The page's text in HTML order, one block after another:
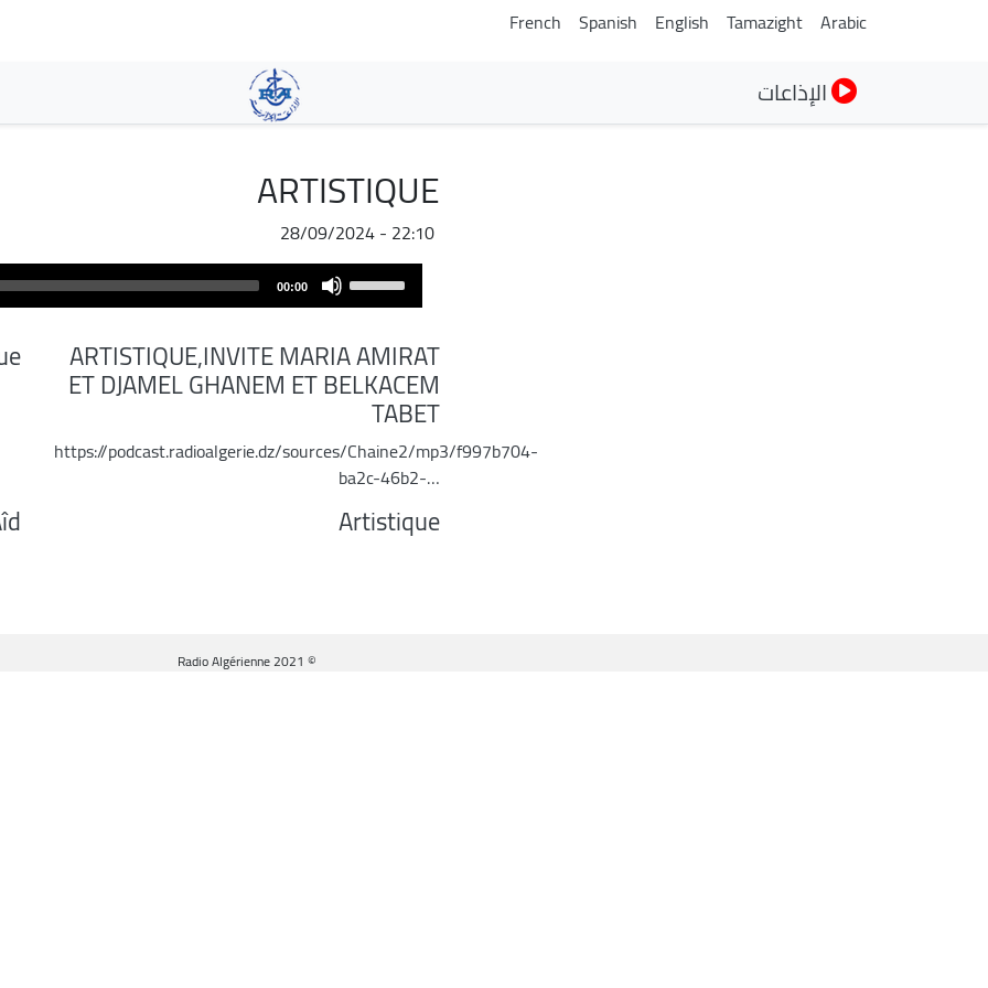
Arabic
Tamazight
English
Spanish
French
الإذاعات
ARTISTIQUE
28/09/2024 - 22:10
Player
00:00
keys
to
increase
decrease
volume.
ARTISTIQUE,INVITE MARIA AMIRAT
ET DJAMEL GHANEM ET BELKACEM
TABET
https://podcast.radioalgerie.dz/sources/Chaine2/mp3/f997b704-
ba2c-46b2-…
Artistique
© Radio Algérienne 2021